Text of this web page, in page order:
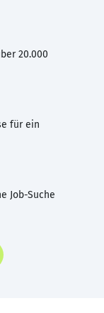
20.000
für ein
Job-Suche